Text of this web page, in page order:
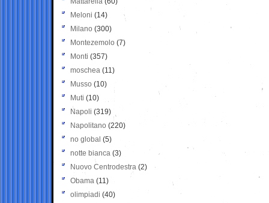
Meloni (14)
Milano (300)
Montezemolo (7)
Monti (357)
moschea (11)
Musso (10)
Muti (10)
Napoli (319)
Napolitano (220)
no global (5)
notte bianca (3)
Nuovo Centrodestra (2)
Obama (11)
olimpiadi (40)